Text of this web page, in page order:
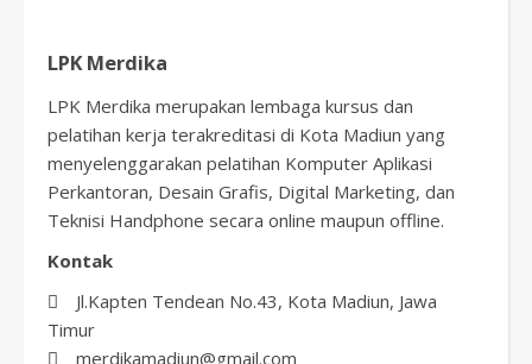
LPK Merdika
LPK Merdika merupakan lembaga kursus dan
pelatihan kerja terakreditasi di Kota Madiun yang
menyelenggarakan pelatihan Komputer Aplikasi
Perkantoran, Desain Grafis, Digital Marketing, dan
Teknisi Handphone secara online maupun offline.
Kontak
Jl.Kapten Tendean No.43, Kota Madiun, Jawa
Timur
merdikamadiun@gmail.com